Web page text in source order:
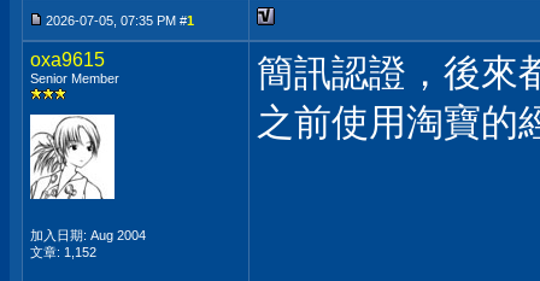
2026-07-05, 07:35 PM #1
oxa9615
Senior Member
加入日期: Aug 2004
文章: 1,152
簡訊認證，後來
之前使用淘寶的